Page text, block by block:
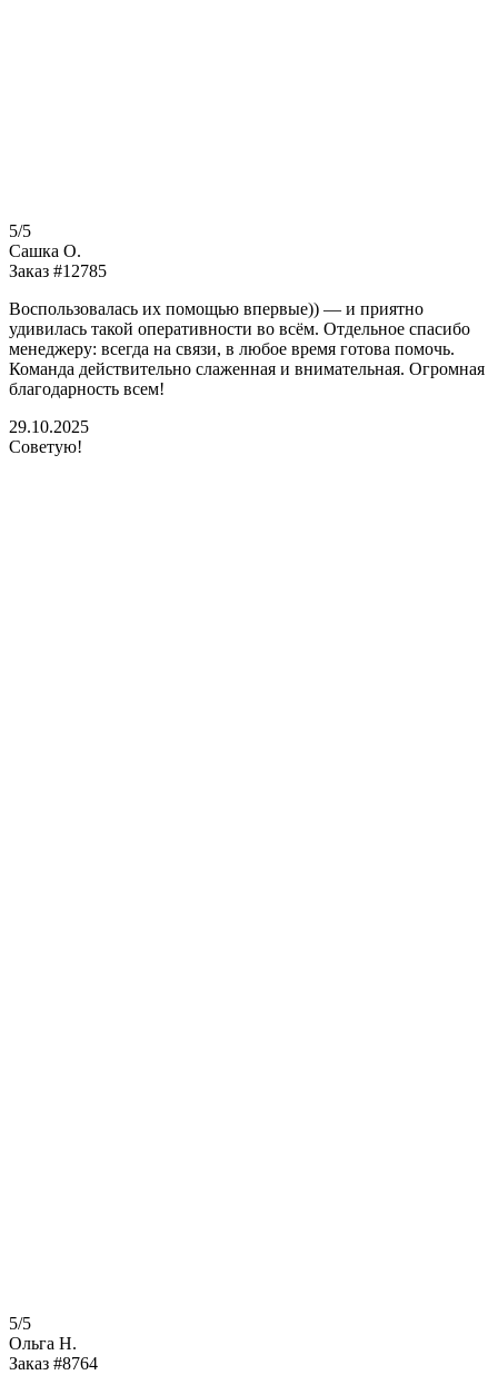
5/5
Сашка О.
Заказ #12785
Воспользовалась их помощью впервые)) — и приятно
удивилась такой оперативности во всём. Отдельное спасибо
менеджеру: всегда на связи, в любое время готова помочь.
Команда действительно слаженная и внимательная. Огромная
благодарность всем!
29.10.2025
Советую!
5/5
Ольга Н.
Заказ #8764